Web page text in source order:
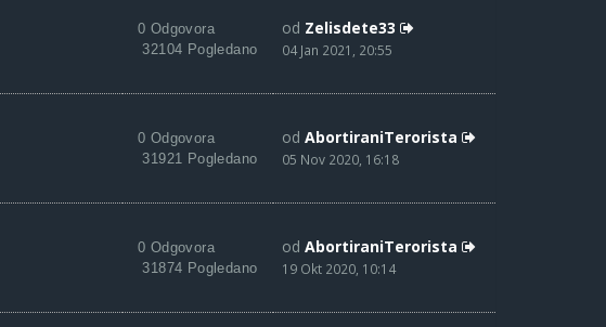
0 Odgovora
32104 Pogledano
od Zelisdete33
04 Jan 2021, 20:55
0 Odgovora
31921 Pogledano
od AbortiraniTerorista
05 Nov 2020, 16:18
0 Odgovora
31874 Pogledano
od AbortiraniTerorista
19 Okt 2020, 10:14